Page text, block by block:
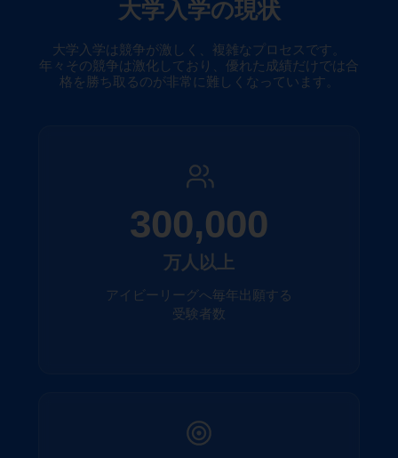
大学入学の現状
大学入学は競争が激しく、複雑なプロセスです。
年々その競争は激化しており、優れた成績だけでは合
格を勝ち取るのが非常に難しくなっています。
300,000
万人以上
アイビーリーグへ毎年出願する
受験者数